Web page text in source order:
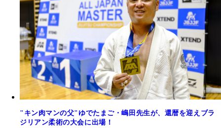
"キン肉マンの父"ゆでたまご・嶋田先生が、還暦を迎えブラ
ジリアン柔術の大会に出場！